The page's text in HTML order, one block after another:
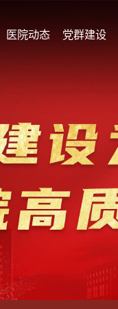
医院动态 党群建设